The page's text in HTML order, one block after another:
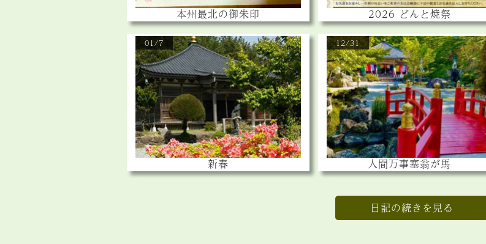
本州最北の御朱印 2026 どんと焼祭
01/7
新春
12/31
人間万事塞翁が馬
日記の続きを見る